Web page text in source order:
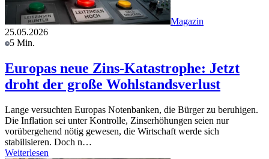
Magazin
25.05.2026
5 Min.
Europas neue Zins-Katastrophe: Jetzt
droht der große Wohlstandsverlust
Lange versuchten Europas Notenbanken, die Bürger zu beruhigen.
Die Inflation sei unter Kontrolle, Zinserhöhungen seien nur
vorübergehend nötig gewesen, die Wirtschaft werde sich
stabilisieren. Doch n…
Weiterlesen